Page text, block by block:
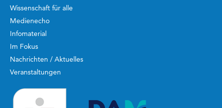
Wissenschaft für alle
Medienecho
Infomaterial
Im Fokus
Nachrichten / Aktuelles
Veranstaltungen